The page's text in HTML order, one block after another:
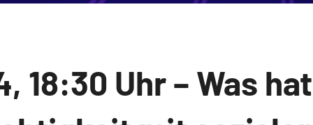
18:30 Uhr – Was hat